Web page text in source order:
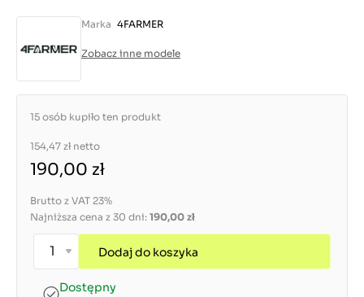
Marka 4FARMER
Zobacz inne modele
15 osób kupiło ten produkt
154,47 zł netto
190,00 zł
Brutto z VAT 23%
Najniższa cena z 30 dni: 190,00 zł
Dodaj do koszyka
Dostępny